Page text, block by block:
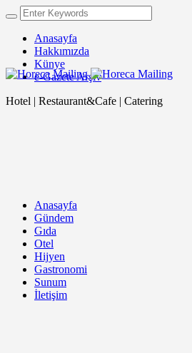
Anasayfa
Hakkımızda
Künye
e-Gazete Arşiv
Hotel | Restaurant&Cafe | Catering
Anasayfa
Gündem
Gıda
Otel
Hijyen
Gastronomi
Sunum
İletişim